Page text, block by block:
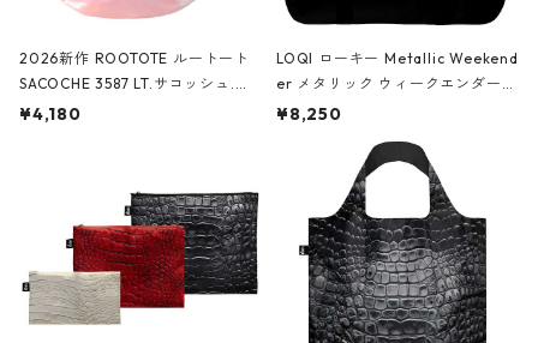
2026新作 ROOTOTE ルートート
SACOCHE 3587 LT.サコッシュ.ル
ミエ-B ショルダーバッグ グロスピ
¥4,180
LOQI ローキー Metallic Weekend
er メタリック ウィークエンダー
ボストンバッグ ショルダーバッグ
Black ジャン=ミッシェル・バスキ
ア/クラウン ブラック
¥8,250